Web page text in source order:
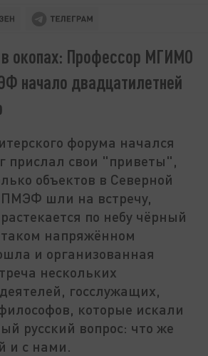
окопах: Профессор МГИМО
начало двадцатилетней
форума начался
прислал свои "приветы",
объектов в Северной
ПМЭФ шли на встречу,
по небу чёрный
напряжённом
и организованная
нескольких
госслужащих,
которые искали
русский вопрос: что же
и с нами.